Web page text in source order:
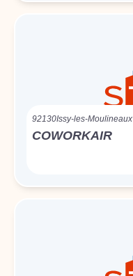
92130Issy-les-Moulineaux
COWORKAIR